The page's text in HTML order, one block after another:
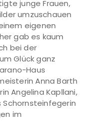
junge Frauen,
umzuschauen
eigenen
gab es kaum
bei der
Glück ganz
Haus
Anna Barth
Angelina Kapllani,
Schornsteinfegerin
im